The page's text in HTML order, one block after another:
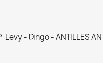
Levy - Dingo - ANTILLES